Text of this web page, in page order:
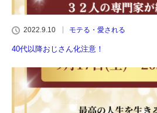
2022.9.10 モテる・愛される
40代以降おじさん化注意！